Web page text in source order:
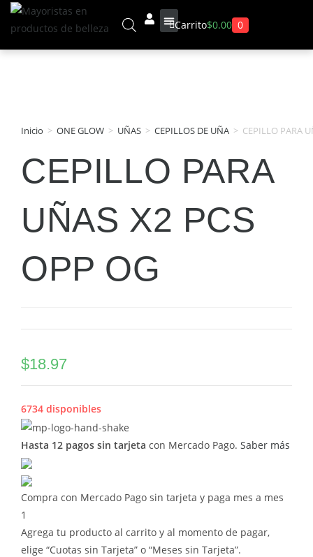
Carrito$0.00 0
Inicio > ONE GLOW > UÑAS > CEPILLOS DE UÑA > CEPILLO PARA
CEPILLO PARA
UÑAS X2 PCS
OPP OG
$18.97
6734 disponibles
Hasta 12 pagos sin tarjeta con Mercado Pago. Saber más
Compra con Mercado Pago sin tarjeta y paga mes a mes
1
Agrega tu producto al carrito y al momento de pagar,
elige “Cuotas sin Tarjeta” o “Meses sin Tarjeta”.